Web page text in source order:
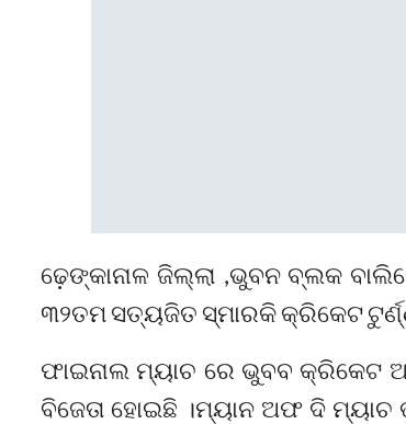
ଢ଼େଙ୍କାନାଳ ଜିଲ୍ଲା ,ଭୁବନ ବ୍ଲକ
୩୨ତମ ସତ୍ୟଜିତ ସ୍ମାରକି କ୍ରିକେଟ
ଫାଇନାଲ ମ୍ୟାଚ ରେ ଭୁବବ କ୍ରିକେଟ
ବିଜେତା ହୋଇଛି ।ମ୍ୟାନ ଅଫ ଦି